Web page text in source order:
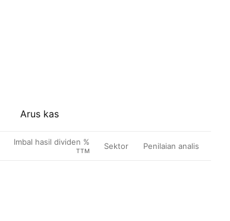
Arus kas
Imbal hasil dividen %
TTM Sektor Penilaian analis